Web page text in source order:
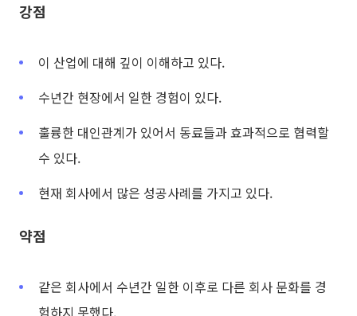
강점
이 산업에 대해 깊이 이해하고 있다.
수년간 현장에서 일한 경험이 있다.
훌륭한 대인관계가 있어서 동료들과 효과적으로 협력할
수 있다.
현재 회사에서 많은 성공사례를 가지고 있다.
약점
같은 회사에서 수년간 일한 이후로 다른 회사 문화를 경
험하지 못했다.